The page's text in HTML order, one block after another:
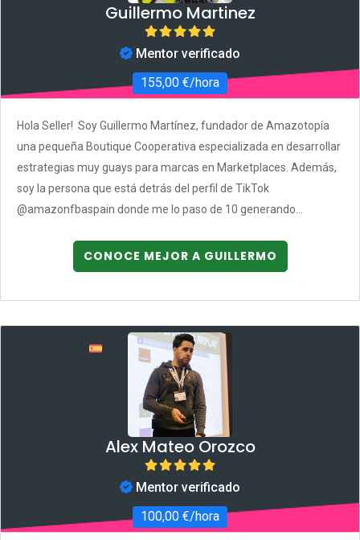
Guillermo Martinez
Mentor verificado
155,00 €/hora
Hola Seller! Soy Guillermo Martínez, fundador de Amazotopía
una pequeña Boutique Cooperativa especializada en desarrollar
estrategias muy guays para marcas en Marketplaces. Además,
soy la persona que está detrás del perfil de TikTok
@amazonfbaspain donde me lo paso de 10 generando...
CONOCE MEJOR A GUILLERMO
Alex Mateo Orozco
Mentor verificado
100,00 €/hora